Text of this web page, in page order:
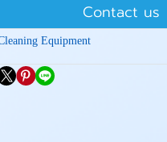
Contact us
Equipment